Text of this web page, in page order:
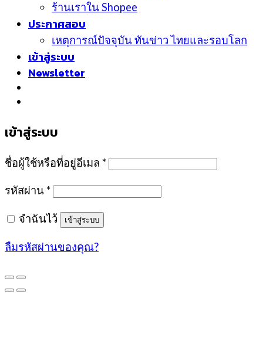
ร้านเราใน Shopee
ประกาศสอบ
เหตุการณ์ปัจจุบัน ทันข่าว ไทยและรอบโลก
เข้าสู่ระบบ
Newsletter
เข้าสู่ระบบ
ชื่อผู้ใช้หรือที่อยู่อีเมล *
รหัสผ่าน *
จำฉันไว้ เข้าสู่ระบบ
ลืมรหัสผ่านของคุณ?